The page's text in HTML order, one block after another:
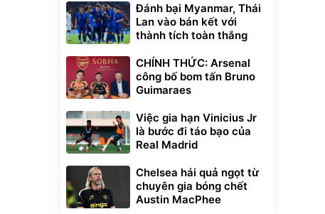
Đánh bại Myanmar, Thái
Lan vào bán kết với
thành tích toàn thắng
CHÍNH THỨC: Arsenal
công bố bom tấn Bruno
Guimaraes
Việc gia hạn Vinicius Jr
là bước đi táo bạo của
Real Madrid
Chelsea hái quả ngọt từ
chuyên gia bóng chết
Austin MacPhee